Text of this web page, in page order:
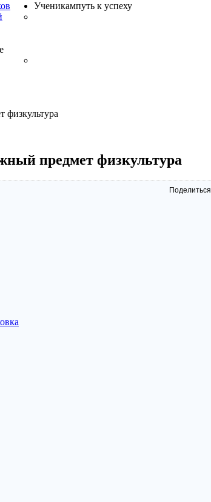
Ученикампуть к успеху
физкультура
предмет физкультура
Поделиться